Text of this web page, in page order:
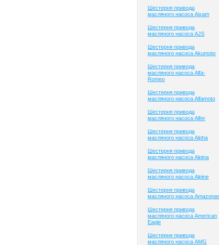
Шестерня привода
масляного насоса Aixam
Шестерня привода
масляного насоса AJS
Шестерня привода
масляного насоса Akumoto
Шестерня привода
масляного насоса Alfa-
Romeo
Шестерня привода
масляного насоса Alfamoto
Шестерня привода
масляного насоса Alfer
Шестерня привода
масляного насоса Alpha
Шестерня привода
масляного насоса Alpina
Шестерня привода
масляного насоса Alpine
Шестерня привода
масляного насоса
Шестерня привода
масляного насоса American
Eagle
Шестерня привода
масляного насоса AMG